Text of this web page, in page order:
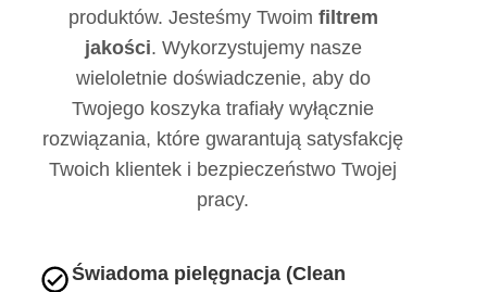
produktów. Jesteśmy Twoim filtrem
jakości. Wykorzystujemy nasze
wieloletnie doświadczenie, aby do
Twojego koszyka trafiały wyłącznie
rozwiązania, które gwarantują satysfakcję
Twoich klientek i bezpieczeństwo Twojej
pracy.
Świadoma pielęgnacja (Clean